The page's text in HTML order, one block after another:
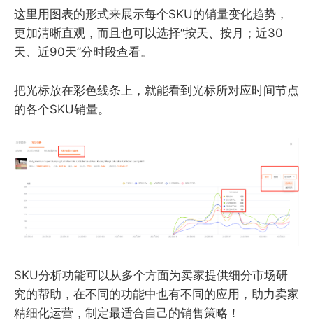
这里用图表的形式来展示每个SKU的销量变化趋势，
更加清晰直观，而且也可以选择“按天、按月；近30
天、近90天”分时段查看。
把光标放在彩色线条上，就能看到光标所对应时间节点
的各个SKU销量。
SKU分析功能可以从多个方面为卖家提供细分市场研
究的帮助，在不同的功能中也有不同的应用，助力卖家
精细化运营，制定最适合自己的销售策略！